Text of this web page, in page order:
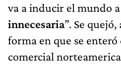
va a inducir el mundo
innecesaria”. Se
forma en que se enteró
comercial